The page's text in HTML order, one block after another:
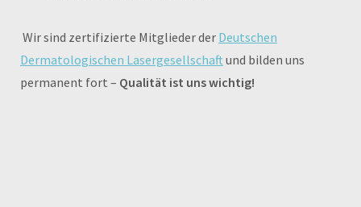
Wir sind zertifizierte Mitglieder der Deutschen
Dermatologischen Lasergesellschaftund bilden uns
permanent fort – Qualität ist uns wichtig!